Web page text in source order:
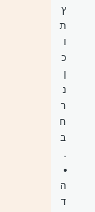
ץ
ת
כ
ר
ח
ב
ה
ד